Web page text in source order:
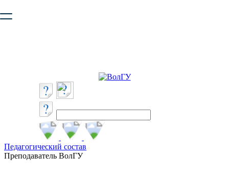
безопасную работу с сайтом. Пожалуйста
Педагогический состав
Преподаватель ВолГУ